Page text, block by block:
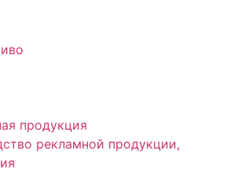
продукция
рекламной продукции,